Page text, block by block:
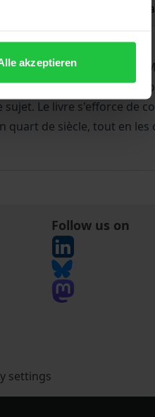
akzeptieren
Product safety
le long des rives du
Centrale. La genèse du
Le livre s'efforce de
quart de siècle, tout en
Follow us on
settings